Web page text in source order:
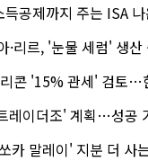
공제까지 주는 ISA
·리르, '눈물 세럼' 생
'15% 관세' 검토…한화큐
레이더조' 계획…성공
카 말레이' 지분 더 사